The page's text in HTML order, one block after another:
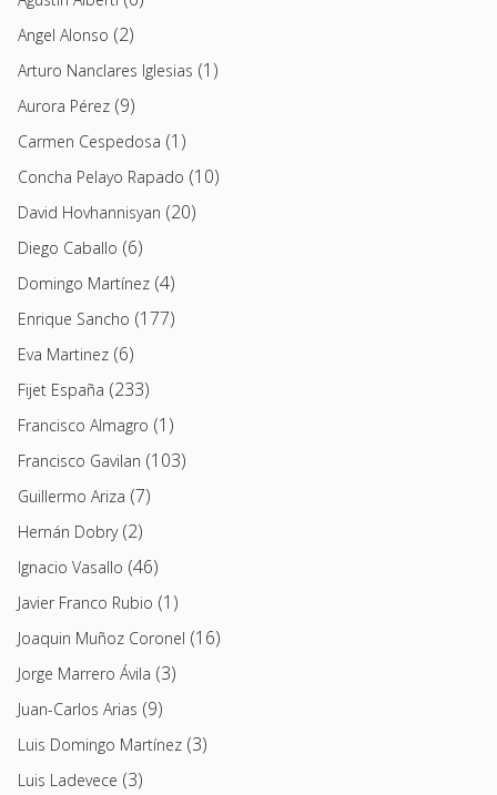
Angel Alonso (2)
Arturo Nanclares Iglesias (1)
Aurora Pérez (9)
Carmen Cespedosa (1)
Concha Pelayo Rapado (10)
David Hovhannisyan (20)
Diego Caballo (6)
Domingo Martínez (4)
Enrique Sancho (177)
Eva Martinez (6)
Fijet España (233)
Francisco Almagro (1)
Francisco Gavilan (103)
Guillermo Ariza (7)
Hernán Dobry(2)
Ignacio Vasallo (46)
Javier Franco Rubio (1)
Joaquin Muñoz Coronel (16)
Jorge Marrero Ávila (3)
Juan-Carlos Arias (9)
Luis Domingo Martínez (3)
Luis Ladevece (3)